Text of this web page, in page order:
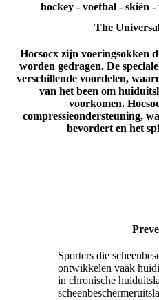
hockey - voetbal - skiën
The
Hocsocx zijn voeringsokken
worden gedragen. De
verschillende voordelen,
van het been om
voorkomen.
compressieondersteuning,
bevordert en het
Sporters die
ontwikkelen vaak
in chronische